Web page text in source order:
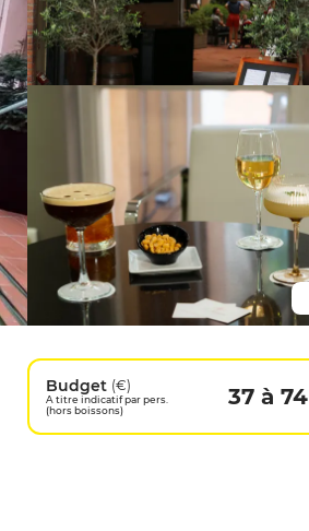
Budget (€)
A titre indicatif par pers.
(hors boissons)
37 à 74